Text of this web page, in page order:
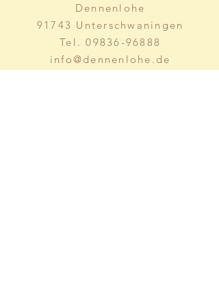
Dennenlohe
91743 Unterschwaningen
Tel.09836-96888
info@dennenlohe.de